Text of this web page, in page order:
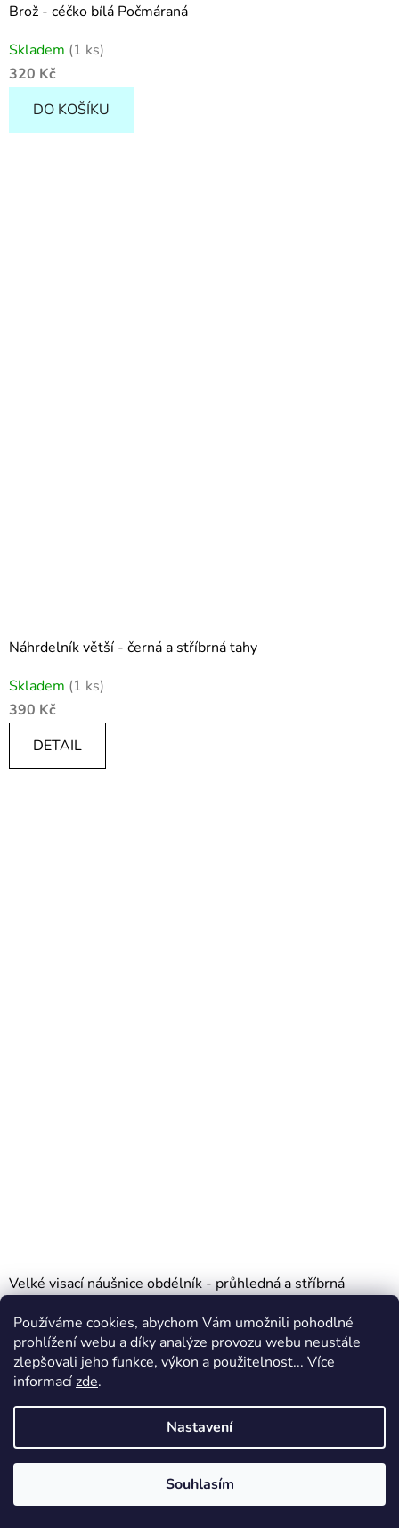
Používáme cookies, abychom Vám umožnili pohodlné
prohlížení webu a díky analýze provozu webu neustále
zlepšovali jeho funkce, výkon a použitelnost... Více
informacízde.
Nastavení
Souhlasím
Brož - céčko bílá Počmáraná
Skladem (1 ks)
320 Kč
DO KOŠÍKU
Náhrdelník větší - černá a stříbrná tahy
Skladem (1 ks)
390 Kč
DETAIL
Velké visací náušnice obdélník - průhledná a stříbrná
hodnocení
produktu
je
5,0
5
Skladem(2 ks)
380 Kč
DO KOŠÍKU